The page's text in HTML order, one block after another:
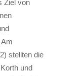
Ziel von
stellten die
und